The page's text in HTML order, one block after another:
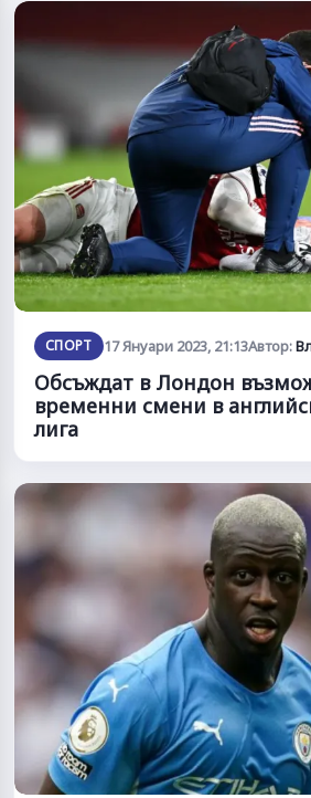
СПОРТ 17 Януари 2023, 21:13Автор:
Обсъждат в Лондон
временни смени в
лига